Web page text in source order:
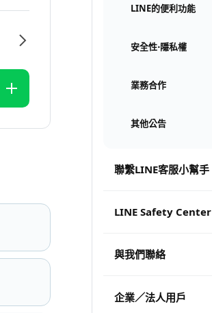
LINE的便利功能
安全性⋅隱私權
業務合作
其他公告
聯繫LINE客服小幫手
LINE Safety Center
與我們聯絡
企業／法人用戶